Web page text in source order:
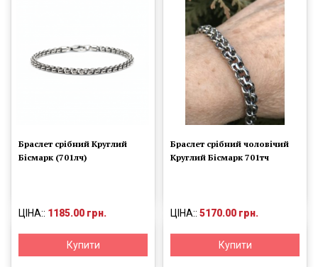
Браслет срібний Круглий
Бісмарк (701лч)
ЦІНА:: 1185.00 грн.
Купити
Браслет срібний чоловічий
Круглий Бісмарк 701тч
ЦІНА:: 5170.00 грн.
Купити